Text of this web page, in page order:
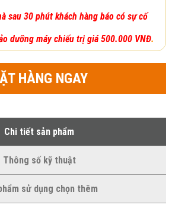
sau 30 phút khách hàng báo có sự cố
dưỡng máy chiếu trị giá 500.000 VNĐ.
HÀNG NGAY
Chi tiết sản phẩm
Thông số kỹ thuật
sử dụng chọn thêm